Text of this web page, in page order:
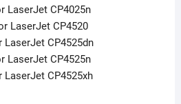
LaserJet CP4025n
LaserJet CP4520
LaserJet CP4525dn
LaserJet CP4525n
LaserJet CP4525xh